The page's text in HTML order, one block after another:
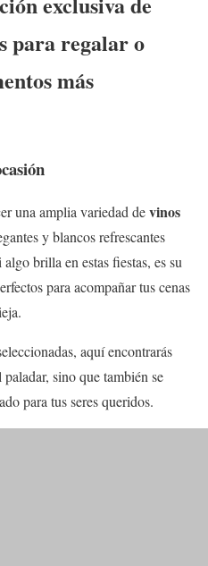
para regalar o
más
una amplia variedad devinos
y blancos refrescantes
brilla en estas fiestas, es su
para acompañar tus cenas
aquí encontrarás
sino que también se
para tus seres queridos.